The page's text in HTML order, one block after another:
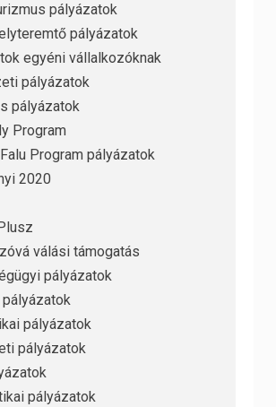
pályázatok
pályázatok
egyéni vállalkozóknak
pályázatok
pályázatok
Program
Program pályázatok
2020
válási támogatás
pályázatok
pályázatok
pályázatok
pályázatok
pályázatok